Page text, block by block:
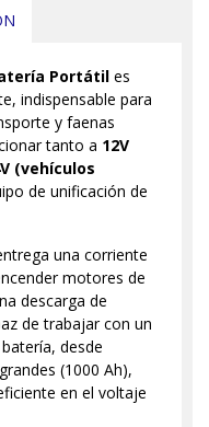
Portátil es
indispensable para
y faenas
tanto a 12V
(vehículos
de unificación de
una corriente
motores de
descarga de
de trabajar con un
desde
(1000 Ah),
en el voltaje